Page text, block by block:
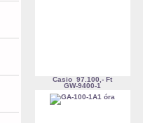
Casio 97.100,- Ft
GW-9400-1